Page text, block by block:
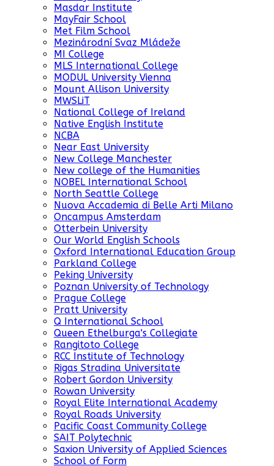
Masdar Institute
MayFair School
Met Film School
Mezinárodní Svaz Mládeže
MI College
MLS International College
MODUL University Vienna
Mount Allison University
MWSLiT
National College of Ireland
Native English Institute
NCBA
Near East University
New College Manchester
New college of the Humanities
NOBEL International School
North Seattle College
Nuova Accademia di Belle Arti Milano
Oncampus Amsterdam
Otterbein University
Our World English Schools
Oxford International Education Group
Parkland College
Peking University
Poznan University of Technology
Prague College
Pratt University
Q International School
Queen Ethelburga's Collegiate
Rangitoto College
RCC Institute of Technology
Rigas Stradina Universitate
Robert Gordon University
Rowan University
Royal Elite International Academy
Royal Roads University
Pacific Coast Community College
SAIT Polytechnic
Saxion University of Applied Sciences
School of Form